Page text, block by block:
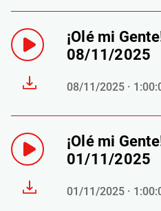
¡Olé mi
08/11/2025
08/11/2025 ·
¡Olé mi
01/11/2025
01/11/2025 ·